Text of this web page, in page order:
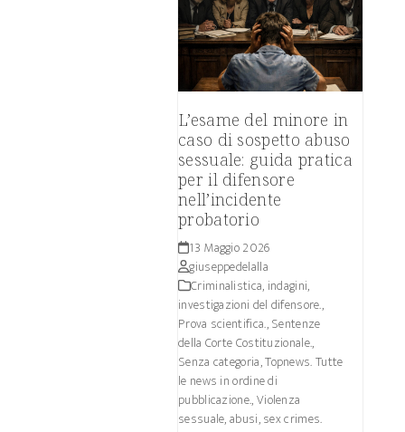
L’esame del minore in
caso di sospetto abuso
sessuale: guida pratica
per il difensore
nell’incidente
probatorio
13 Maggio 2026
giuseppedelalla
Criminalistica, indagini,
investigazioni del difensore.,
Prova scientifica.,Sentenze
della Corte Costituzionale.,
Senza categoria,Topnews. Tutte
le news in ordine di
pubblicazione.,Violenza
sessuale, abusi, sex crimes.